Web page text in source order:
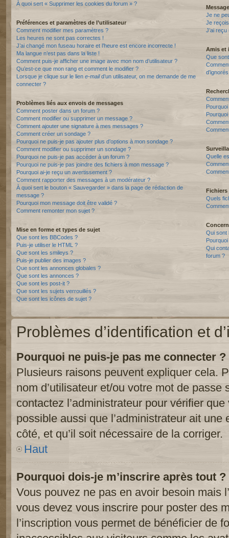
À quoi sert « Supprimer les cookies du forum » ?
Préférences et paramètres de l’utilisateur
Comment modifier mes paramètres ?
Les heures ne sont pas correctes !
J’ai changé mon fuseau horaire et l’heure est encore incorrecte !
Ma langue n’est pas dans la liste !
Comment puis-je afficher une image avec mon nom d’utilisateur ?
Qu’est-ce que mon rang et comment le modifier ?
Lorsque je clique sur le lien e-maild’un utilisateur, on me demande de me
connecter ?
Problèmes liés aux envois de messages
Comment poster dans un forum ?
Comment modifier ou supprimer un message ?
Comment ajouter une signature à mes messages ?
Comment créer un sondage ?
Pourquoi ne puis-je pas ajouter plus d’options à mon sondage ?
Comment modifier ou supprimer un sondage ?
Pourquoi ne puis-je pas accéder à un forum ?
Pourquoi ne puis-je pas joindre des fichiers à mon message ?
Pourquoi ai-je reçu un avertissement ?
Comment rapporter des messages à un modérateur ?
À quoi sert le bouton « Sauvegarder » dans la page de rédaction de
message ?
Pourquoi mon message doit être validé ?
Comment remonter mon sujet ?
Mise en forme et types de sujet
Que sont les BBCodes ?
Puis-je utiliser le HTML ?
Que sont les smileys ?
Puis-je publier des images ?
Que sont les annonces globales ?
Que sont les annonces ?
Que sont les post-it ?
Que sont les sujets verrouillés ?
Que sont les icônes de sujet ?
Je ne
Je
J’ai
Amis et
Que
Quelle
Quels
Qui sont
Qui
forum ?
Problèmes d’identification et
Pourquoi ne puis-je pas me connecter ?
Plusieurs raisons peuvent expliquer cela.
nom d’utilisateur et/ou votre mot de passe
contactez l’administrateur pour vérifier
possible aussi que l’administrateur ait
côté, et qu’il soit nécessaire de la corriger.
Haut
Pourquoi dois-je m’inscrire après tout ?
Vous pouvez ne pas en avoir besoin mais
vous devez vous inscrire pour poster des
l’inscription vous permet de bénéficier de